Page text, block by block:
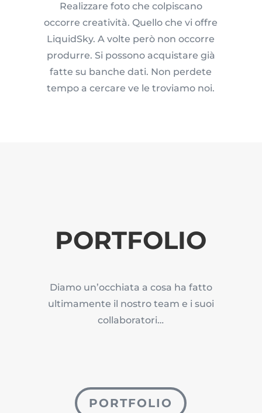
Realizzare foto che colpiscano
occorre creatività. Quello che vi offre
LiquidSky. A volte però non occorre
produrre. Si possono acquistare già
fatte su banche dati. Non perdete
tempo a cercare ve le troviamo noi.
PORTFOLIO
Diamo un’occhiata a cosa ha fatto
ultimamente il nostro team e i suoi
collaboratori…
PORTFOLIO